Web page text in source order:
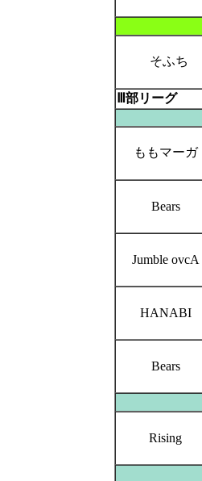
そふち
Ⅲ部リーグ
ももマーガ
Bears
Jumble ovcA
HANABI
Bears
Rising